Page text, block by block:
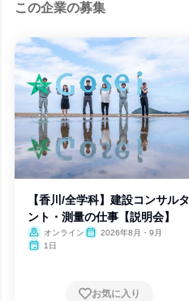
この企業の募集
【香川/全学科】建設コンサルタ
ント・測量の仕事【説明会】
オンライン
2026年8月・9月
1日
お気に入り